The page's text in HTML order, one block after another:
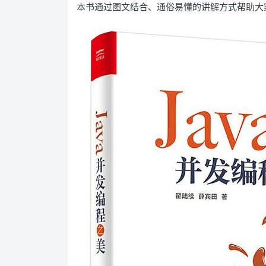
本书通过图文结合、通俗易懂的讲解方式帮助